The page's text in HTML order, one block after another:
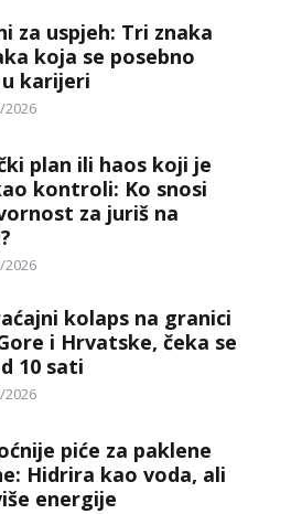
za uspjeh: Tri znaka
koja se posebno
karijeri
2026
plan ili haos koji je
kontroli: Ko snosi
za juriš na
2026
kolaps na granici
i Hrvatske, čeka se
10 sati
2026
piće za paklene
Hidrira kao voda, ali
energije